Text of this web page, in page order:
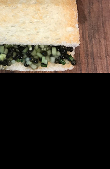
る